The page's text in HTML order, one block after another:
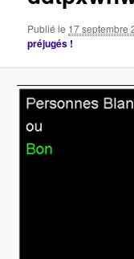
Publié le 17 septembre
préjugés !